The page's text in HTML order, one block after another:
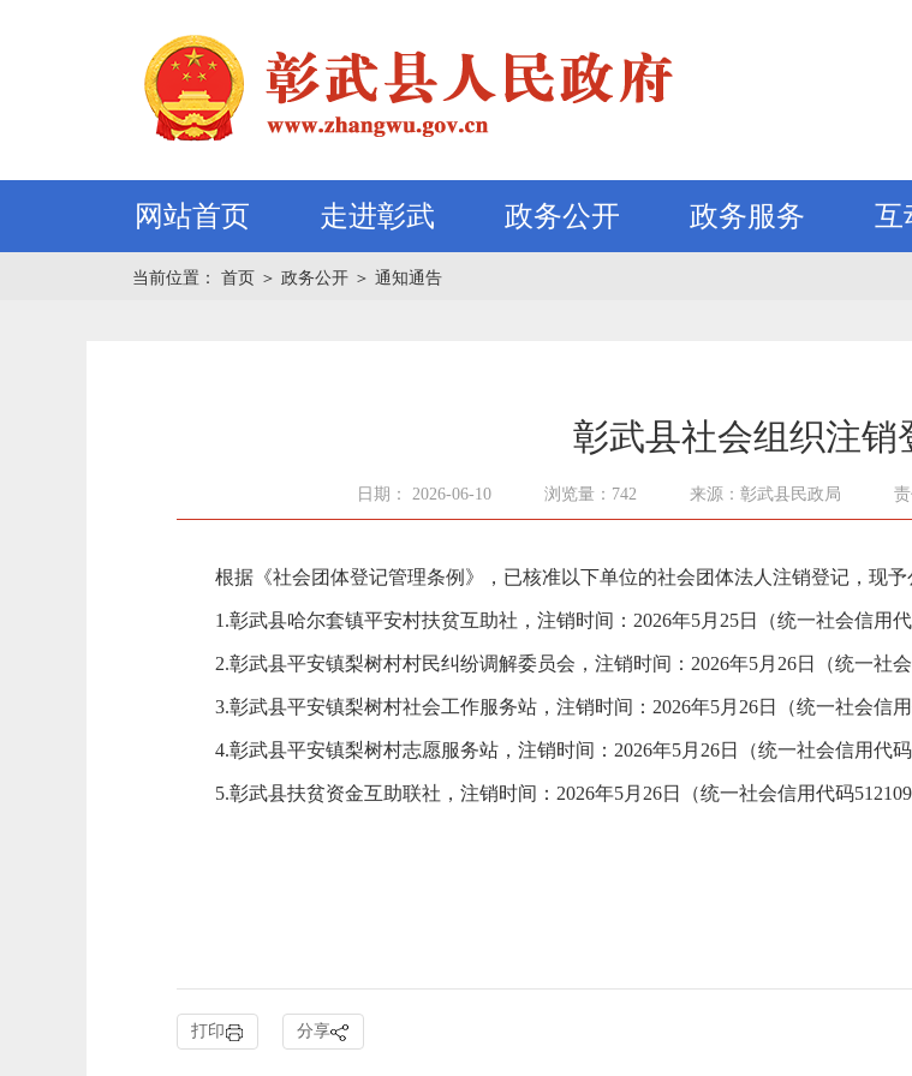
网站首页 走进彰武 政务公开 政务服务 互
当前位置： 首页 ＞ 政务公开 ＞ 通知通告
彰武县社会组织注销
日期： 2026-06-10 浏览量：742 来源：彰武县民政局
根据《社会团体登记管理条例》，已核准以下单位的社会团体法人注销登记，现予
1.彰武县哈尔套镇平安村扶贫互助社，注销时间：2026年5月25日（统一社会信用代
2.彰武县平安镇梨树村村民纠纷调解委员会，注销时间：2026年5月26日（统一社会
3.彰武县平安镇梨树村社会工作服务站，注销时间：2026年5月26日（统一社会信用
4.彰武县平安镇梨树村志愿服务站，注销时间：2026年5月26日（统一社会信用代码
5.彰武县扶贫资金互助联社，注销时间：2026年5月26日（统一社会信用代码
打印 分享